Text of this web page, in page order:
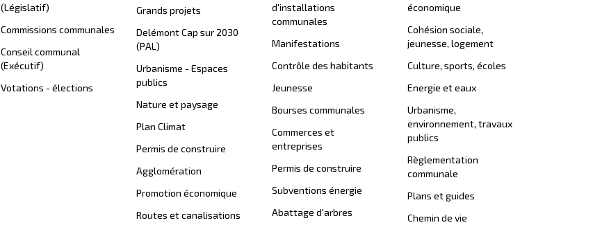
(Législatif)
Commissions communales
Conseil communal
(Exécutif)
Votations - élections
Grands projets
Delémont Cap sur 2030
(PAL)
Urbanisme - Espaces
publics
Nature et paysage
Plan Climat
Permis de construire
Agglomération
Promotion économique
Routes et canalisations
d'installations
communales
Manifestations
Contrôle des habitants
Jeunesse
Bourses communales
Commerces et
entreprises
Permis de construire
Subventions énergie
Abattage d'arbres
économique
Cohésion sociale,
jeunesse, logement
Culture, sports, écoles
Energie et eaux
Urbanisme,
environnement, travaux
publics
Règlementation
communale
Plans et guides
Chemin de vie